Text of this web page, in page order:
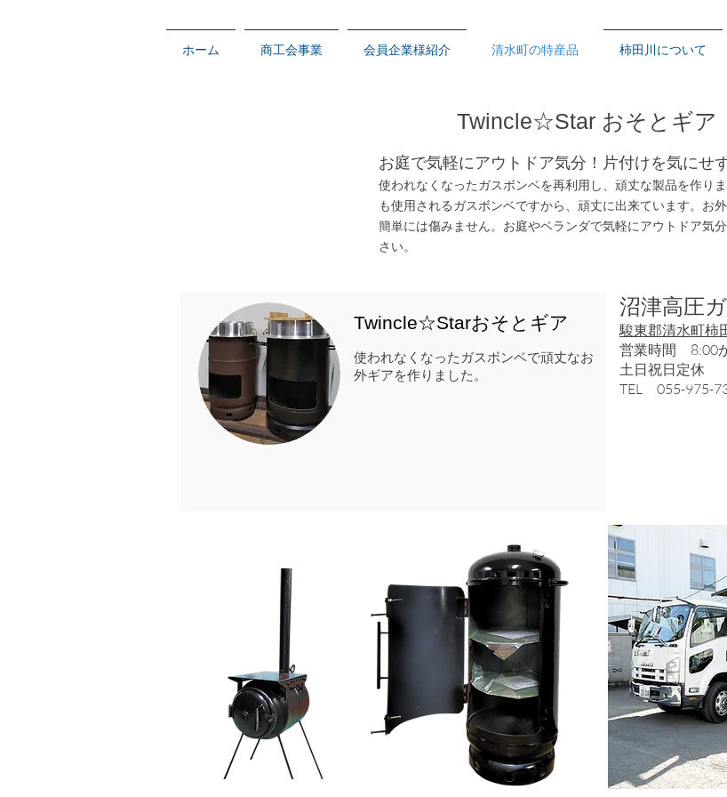
ホーム 商工会事業 会員企業様紹介 清水町の特産品 柿田川について
Twincle☆Star おそとギア
お庭で気軽にアウトドア気分！片付けを気にせ
使われなくなったガスボンベを再利用し、頑丈な製品を作り
も使用されるガスボンベですから、頑丈に出来ています。お
簡単には傷みません。お庭やベランダで気軽にアウトドア気
さい。
​Twincle☆Starおそとギア
​使われなくなったガスボンベで頑丈なお
外ギアを作りました。
沼津高圧
駿東郡清水町柿
営業時間 8:00
土日祝日定休
TEL 055-975-